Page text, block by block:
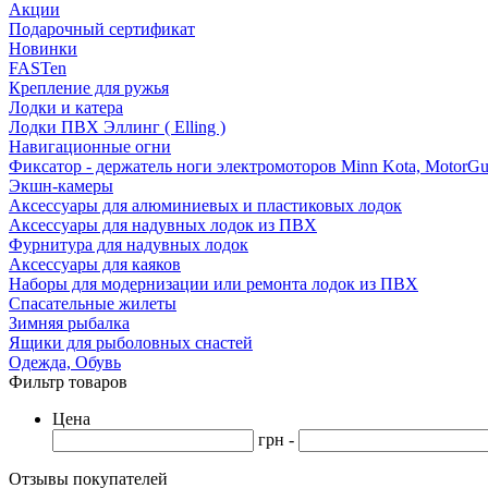
Акции
Подарочный сертификат
Новинки
FASTen
Крепление для ружья
Лодки и катера
Лодки ПВХ Эллинг ( Elling )
Навигационные огни
Фиксатор - держатель ноги электромоторов Minn Kota,
Экшн-камеры
Аксессуары для алюминиевых и пластиковых лодок
Аксессуары для надувных лодок из ПВХ
Фурнитура для надувных лодок
Аксессуары для каяков
Наборы для модернизации или ремонта лодок из ПВХ
Спасательные жилеты
Зимняя рыбалка
Ящики для рыболовных снастей
Одежда, Обувь
Фильтр товаров
Цена
грн -
Отзывы покупателей